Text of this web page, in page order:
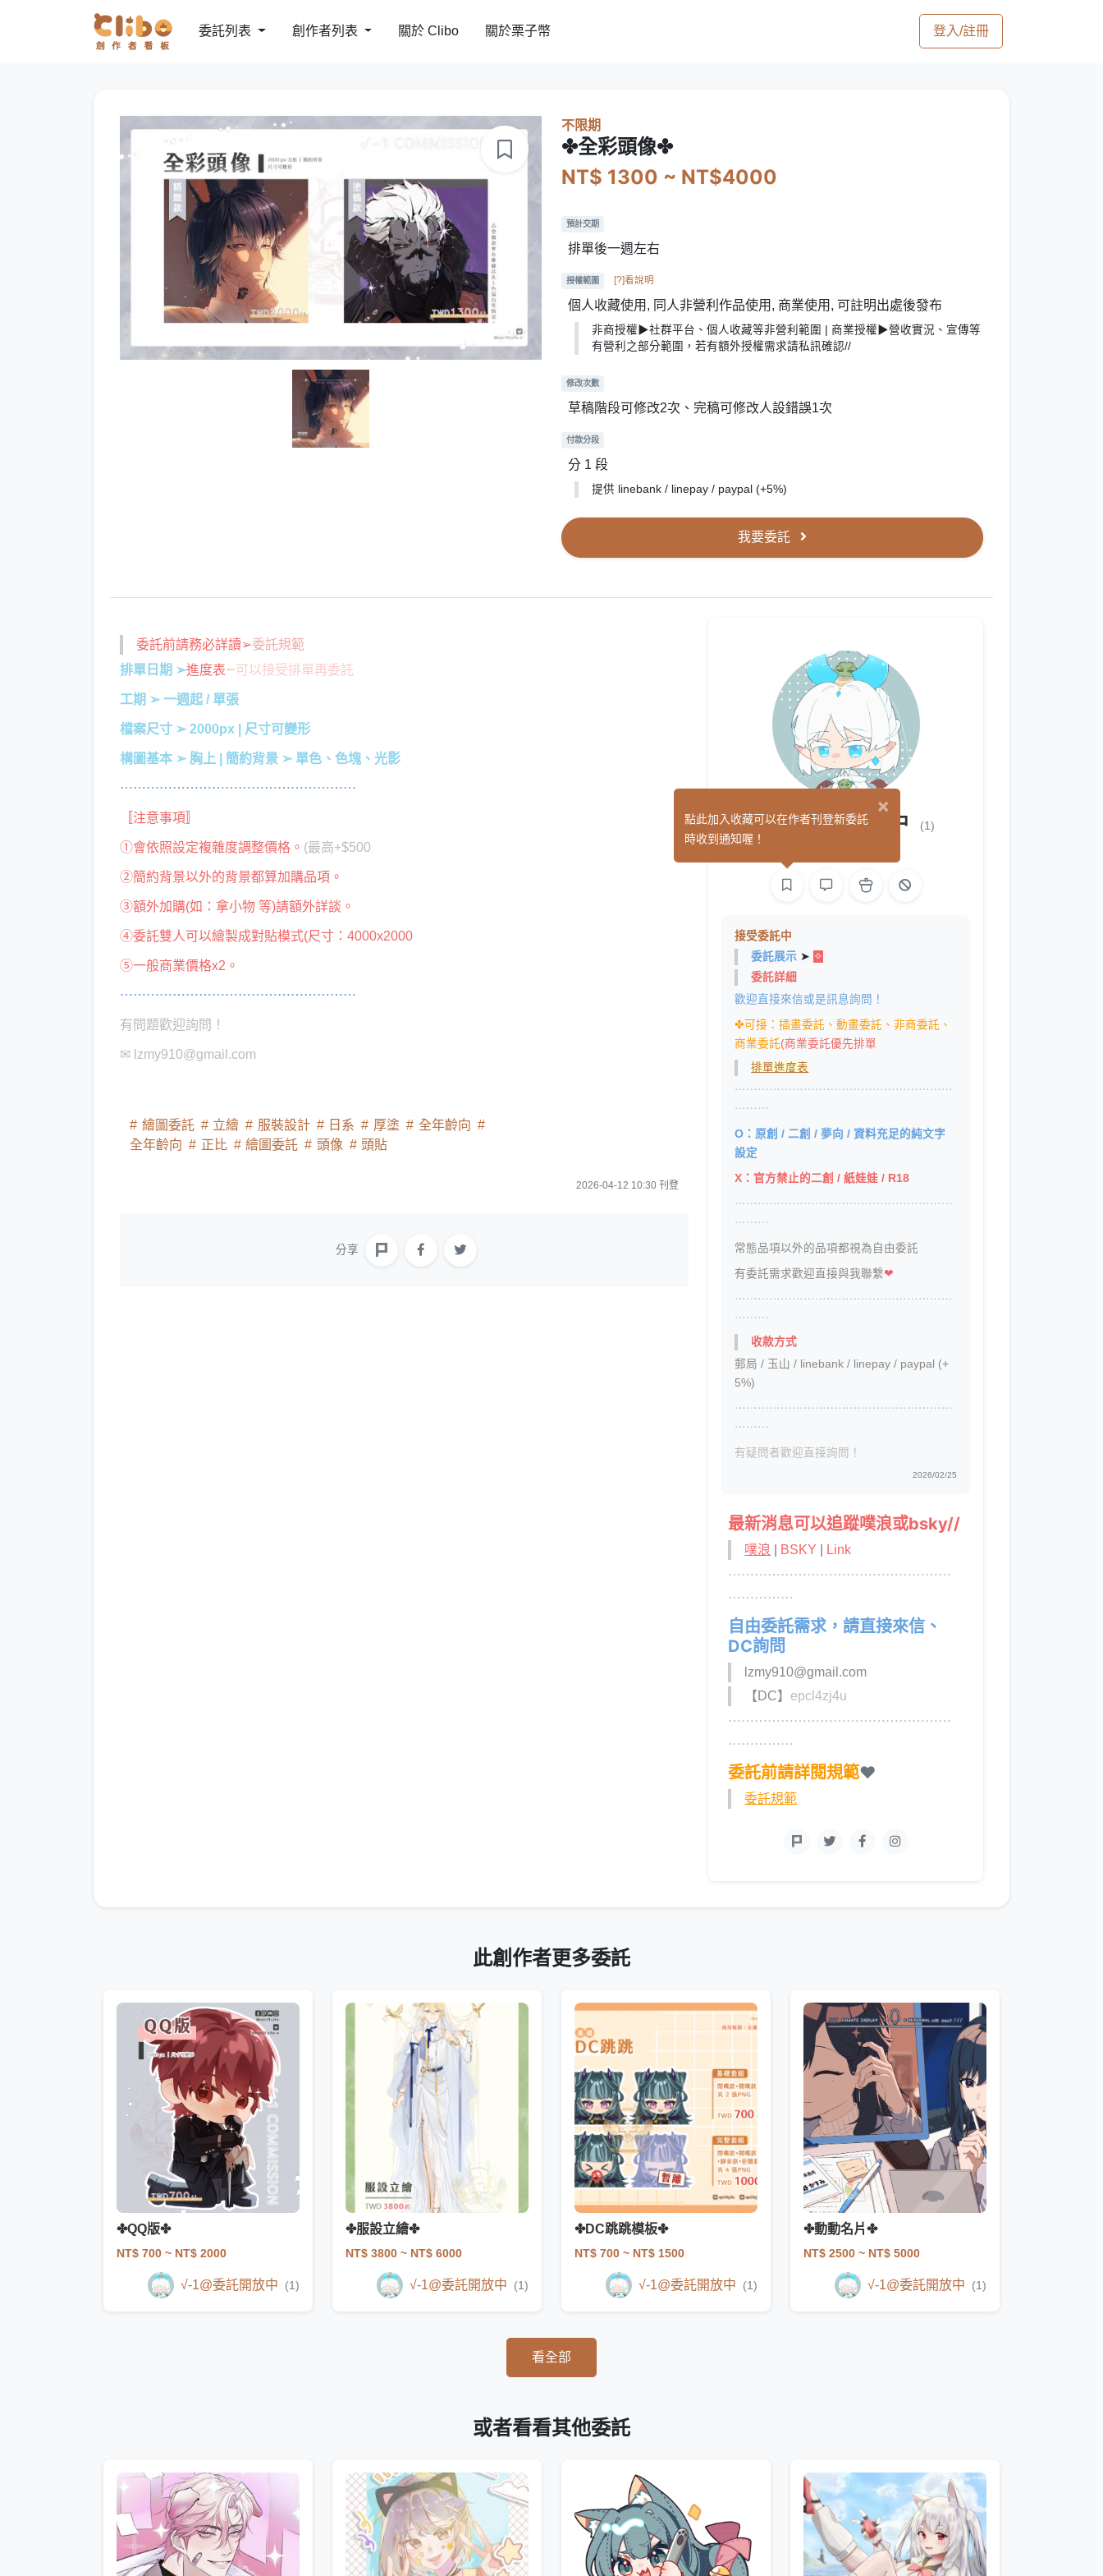
委託列表 創作者列表 關於 Clibo 關於栗子幣 登入/註冊
不限期
✤全彩頭像✤
NT$ 1300 ~ NT$4000
預計交期
排單後一週左右
授權範圍 [?]看說明
個人收藏使用, 同人非營利作品使用, 商業使用, 可註明出處後發布
非商授權▶社群平台、個人收藏等非營利範圍 | 商業授權▶營收實況、宣傳等
有營利之部分範圍，若有額外授權需求請私訊確認//
修改次數
草稿階段可修改2次、完稿可修改人設錯誤1次
付款分段
分 1 段
提供 linebank / linepay / paypal (+5%)
我要委託
委託前請務必詳讀➢委託規範
排單日期 ➢進度表⭠可以接受排單再委託
工期 ➢ 一週起 / 單張
檔案尺寸 ➢ 2000px | 尺寸可變形
構圖基本 ➢ 胸上 | 簡約背景 ➢ 單色、色塊、光影
⋯⋯⋯⋯⋯⋯⋯⋯⋯⋯⋯⋯⋯⋯⋯⋯⋯⋯
〚注意事項〛
①會依照設定複雜度調整價格。 (最高+$500
②簡約背景以外的背景都算加購品項 。
③額外加購(如：拿小物 等)請額外詳談。
④委託雙人可以繪製成對貼模式(尺寸：4000x2000
⑤一般商業價格x2。
⋯⋯⋯⋯⋯⋯⋯⋯⋯⋯⋯⋯⋯⋯⋯⋯⋯⋯
有問題歡迎詢問！
✉︎ lzmy910@gmail.com
繪圖委託 立繪 服裝設計 日系 厚塗
全年齡向
全年齡向
正比 繪圖委託 頭像 頭貼
2026-04-12 10:30 刊登
分享
√-1@委託開放中 (1)
接受委託中
委託展示 ➤ ✧
委託詳細
歡迎直接來信或是訊息詢問！
✤可接：插畫委託、動畫委託、非商委託、
商業委託(商業委託優先排單
排單進度表
⋯⋯⋯⋯⋯⋯⋯⋯⋯⋯⋯⋯⋯⋯⋯⋯⋯⋯⋯
⋯⋯⋯
O：原創 / 二創 / 夢向 / 資料充足的純文字
設定
X：官方禁止的二創 / 紙娃娃 / R18
⋯⋯⋯⋯⋯⋯⋯⋯⋯⋯⋯⋯⋯⋯⋯⋯⋯⋯⋯
⋯⋯⋯
常態品項以外的品項都視為自由委託
有委託需求歡迎直接與我聯繫❤
⋯⋯⋯⋯⋯⋯⋯⋯⋯⋯⋯⋯⋯⋯⋯⋯⋯⋯⋯
⋯⋯⋯
收款方式
郵局 / 玉山 / linebank / linepay / paypal (+
5%)
⋯⋯⋯⋯⋯⋯⋯⋯⋯⋯⋯⋯⋯⋯⋯⋯⋯⋯⋯
⋯⋯⋯
有疑問者歡迎直接詢問！
2026/02/25
最新消息可以追蹤噗浪或bsky//
噗浪 BSKY
Link
⋯⋯⋯⋯⋯⋯⋯⋯⋯⋯⋯⋯⋯⋯⋯⋯⋯
⋯⋯⋯⋯⋯
自由委託需求，請直接來信、
DC詢問
lzmy910@gmail.com
【DC】 epcl4zj4u
⋯⋯⋯⋯⋯⋯⋯⋯⋯⋯⋯⋯⋯⋯⋯⋯⋯
⋯⋯⋯⋯⋯
委託前請詳閱規範❤
委託規範
此創作者更多委託
✤QQ版✤
NT$ 700 ~ NT$ 2000
√-1@委託開放中 (1)
✤服設立繪✤
NT$ 3800 ~ NT$ 6000
√-1@委託開放中 (1)
✤DC跳跳模板✤
NT$ 700 ~ NT$ 1500
√-1@委託開放中 (1)
✤動動名片✤
NT$ 2500 ~ NT$ 5000
√-1@委託開放中 (1)
看全部
或者看看其他委託
×
點此加入收藏可以在作者刊登新委託
時收到通知喔！